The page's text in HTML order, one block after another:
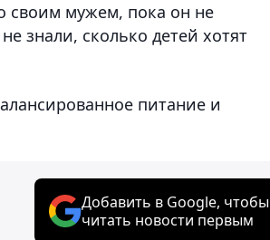
своим мужем, пока он не
знали, сколько детей хотят
питание и
Добавить в Google, чтобы
читать новости первым